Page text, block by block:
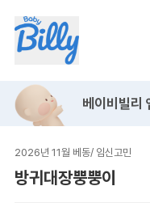
베이비빌리
2026년 11월 베동/ 임신고민
방귀대장뿡뿡이